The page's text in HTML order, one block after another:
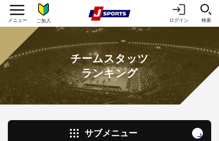
ご加入 ログイン 検索
チームスタッツ
ランキング
サブメニュー